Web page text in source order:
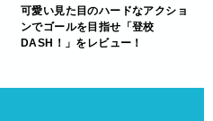
可愛い見た目のハードなアクショ
ンでゴールを目指せ「登校
DASH！」をレビュー！